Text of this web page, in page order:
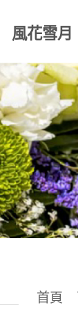
風花雪月
首頁